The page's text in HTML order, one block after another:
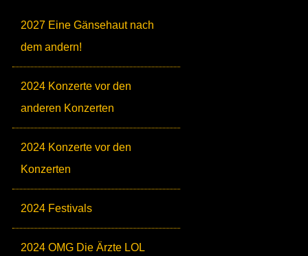
2027 Eine Gänsehaut nach
dem andern!
2024 Konzerte vor den
anderen Konzerten
2024 Konzerte vor den
Konzerten
2024 Festivals
2024 OMG Die Ärzte LOL